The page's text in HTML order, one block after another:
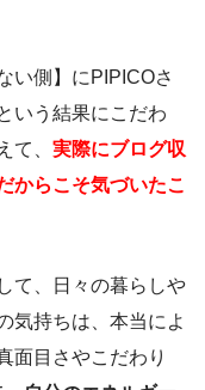
い側】にPIPICOさ
いう結果にこだわ
て、 実際にブログ収
からこそ気づいたこ
て、日々の暮らしや
気持ちは、本当によ
面目さやこだわり